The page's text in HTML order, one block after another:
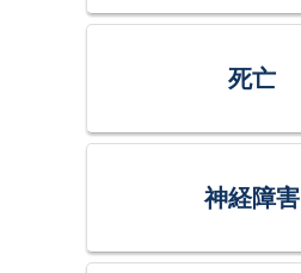
死亡
神経障害